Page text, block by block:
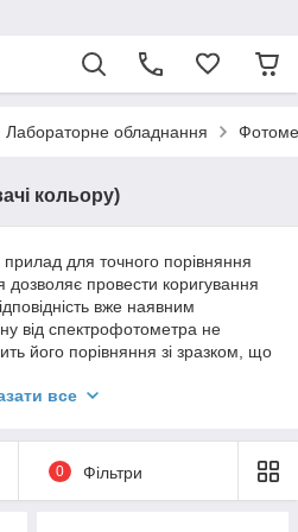
Лабораторне обладнання
кольору)
для точного порівняння
дозволяє провести коригування
вже наявним
від спектрофотометра не
його порівняння зі зразком, що
Колориметри бувають у
фармакологія.
все
0 Фільтри